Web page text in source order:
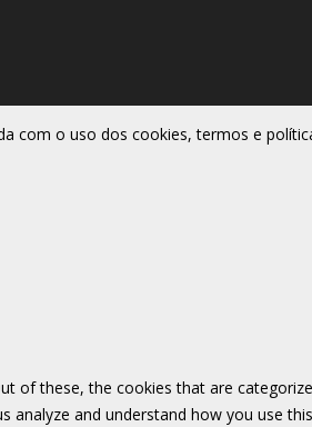
com o uso dos cookies, termos e
of these, the cookies that are
and understand how you use